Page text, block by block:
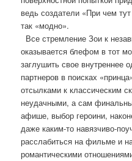
ведь создатели «При чем
так «модно».
Все стремление Зои к
оказывается блефом в тот
заглушить свое внутреннее
партнеров в поисках
отсылками к классическим
неудачными, а сам
афише, выбор героини,
даже каким-то навязчиво-
расслабиться на фильме и
романтическими